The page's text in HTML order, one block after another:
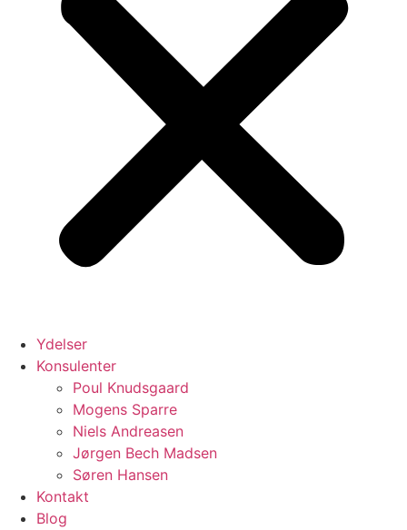
Ydelser
Konsulenter
Poul Knudsgaard
Mogens Sparre
Niels Andreasen
Jørgen Bech Madsen
Søren Hansen
Kontakt
Blog